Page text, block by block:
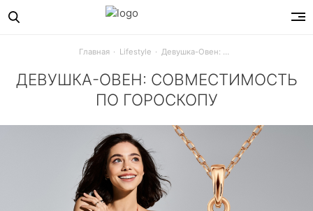
Главная Lifestyle
ДЕВУШКА-ОВЕН: СОВМЕСТИМОСТЬ
ПО ГОРОСКОПУ
Какие знаки подходят девушке‑Овну в любви? Полный